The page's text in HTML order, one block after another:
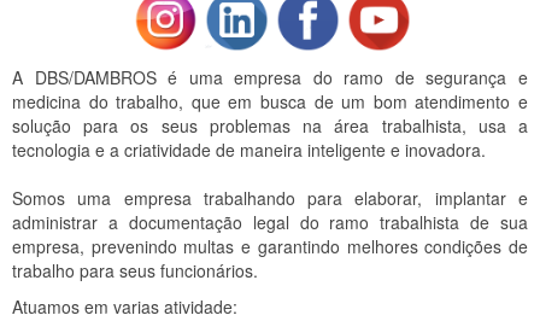
A DBS/DAMBROS é uma empresa do ramo de segurança e
medicina do trabalho, que em busca de um bom atendimento e
solução para os seus problemas na área trabalhista, usa a
tecnologia e a criatividade de maneira inteligente e inovadora.
Somos uma empresa trabalhando para elaborar, implantar e
administrar a documentação legal do ramo trabalhista de sua
empresa, prevenindo multas e garantindo melhores condições de
trabalho para seus funcionários.
Atuamos em varias atividade: